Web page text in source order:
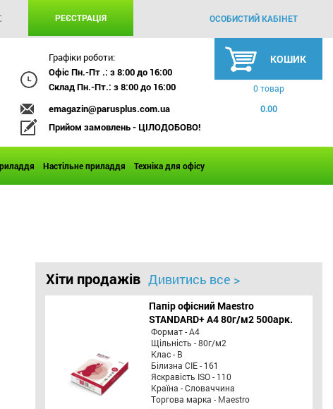
РЕЄСТРАЦІЯ ОСОБИСТИЙ КАБІНЕТ
Графіки роботи:
Офіс Пн.-Пт .: з 8:00 до 16:00
Склад Пн.-Пт.: з 8:00 до 16:00
emagazin@parusplus.com.ua
Прийом замовлень - ЦІЛОДОБОВО!
КОШИК
0 товар
0.00
Настільне приладдя Техніка для офісу
Хіти продажів Дивитись все >
Папір офісний Maestro
STANDARD+ А4 80г/м2 500арк.
Формат - А4
Щільність - 80г/м2
Клас - B
Білизна CIE - 161
Яскравість ISO - 110
Країна - Словаччина
Торгова марка - Maestro